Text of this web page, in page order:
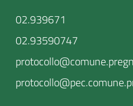
02.939671
02.93590747